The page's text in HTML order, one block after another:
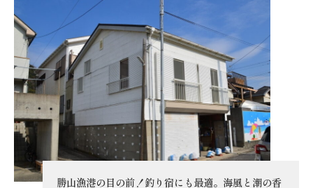
勝山漁港の目の前！釣り宿にも最適。海風と潮の香